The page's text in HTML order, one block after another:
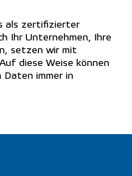
als zertifizierter
Ihr Unternehmen, Ihre
setzen wir mit
diese Weise können
immer in